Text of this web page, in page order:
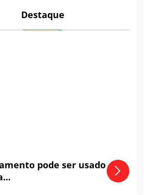
Destaque
pode ser usado